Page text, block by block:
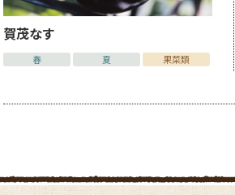
賀茂なす
春 夏 果菜類